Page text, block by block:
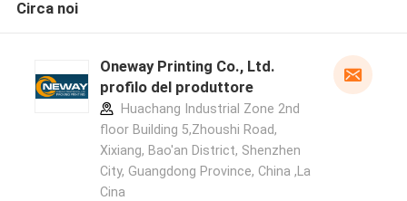
Circa noi
Oneway Printing Co., Ltd.
profilo del produttore
Huachang Industrial Zone 2nd
floor Building 5,Zhoushi Road,
Xixiang, Bao'an District, Shenzhen
City, Guangdong Province, China ,La
Cina